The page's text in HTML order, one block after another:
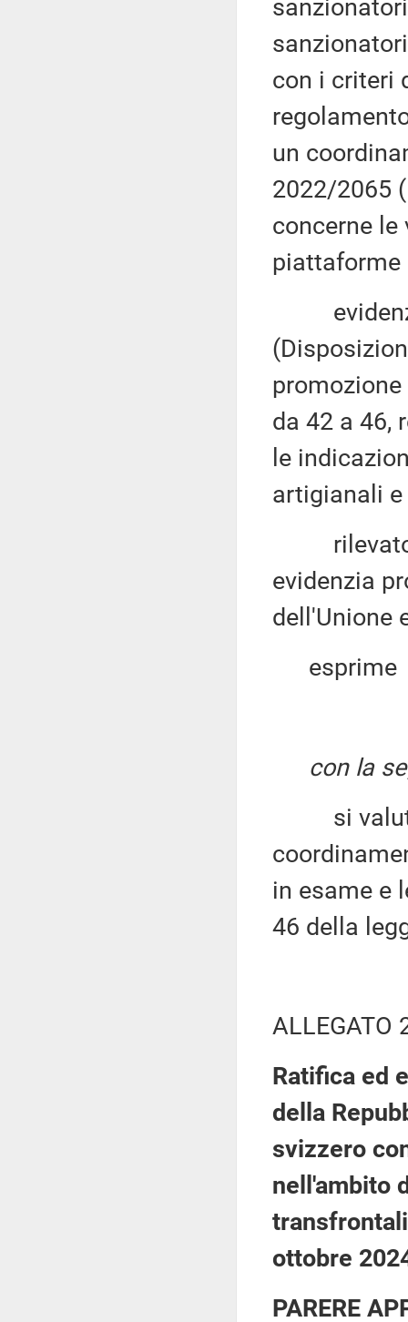
con i criteri
un
2022/2065 (
concerne
piattaforme
da 42 a 46,
le
artigianali
rilevato
evidenzia
dell'Unione
esprime
con la
si valuti
in esame e
46 della
ALLEGATO
Ratifica ed
della
svizzero
nell'ambito
ottobre
PARERE